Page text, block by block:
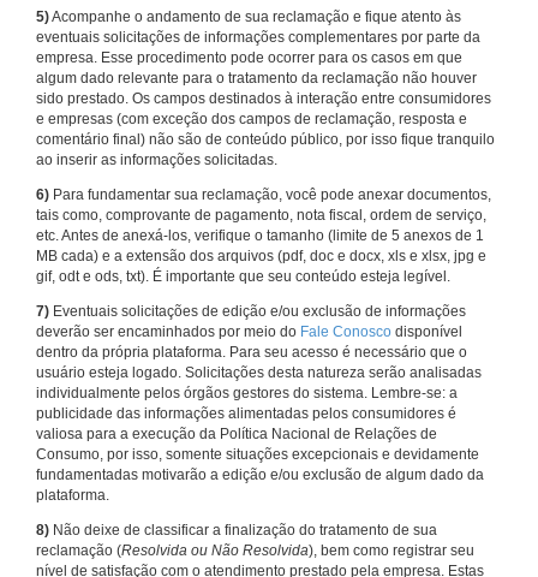
5)Acompanhe o andamento de sua reclamação e fique atento às
eventuais solicitações de informações complementares por parte da
empresa. Esse procedimento pode ocorrer para os casos em que
algum dado relevante para o tratamento da reclamação não houver
sido prestado. Os campos destinados à interação entre consumidores
e empresas (com exceção dos campos de reclamação, resposta e
comentário final) não são de conteúdo público, por isso fique tranquilo
ao inserir as informações solicitadas.
6) Para fundamentar sua reclamação, você pode anexar documentos,
tais como, comprovante de pagamento, nota fiscal, ordem de serviço,
etc. Antes de anexá-los, verifique o tamanho (limite de 5 anexos de 1
MB cada) e a extensão dos arquivos (pdf, doc e docx, xls e xlsx, jpg e
gif, odt e ods, txt). É importante que seu conteúdo esteja legível.
7) Eventuais solicitações de edição e/ou exclusão de informações
deverão ser encaminhados por meio do Fale Conosco disponível
dentro da própria plataforma. Para seu acesso é necessário que o
usuário esteja logado. Solicitações desta natureza serão analisadas
individualmente pelos órgãos gestores do sistema. Lembre-se: a
publicidade das informações alimentadas pelos consumidores é
valiosa para a execução da Política Nacional de Relações de
Consumo, por isso, somente situações excepcionais e devidamente
fundamentadas motivarão a edição e/ou exclusão de algum dado da
plataforma.
8) Não deixe de classificar a finalização do tratamento de sua
reclamação (Resolvida ou Não Resolvida), bem como registrar seu
nível de satisfação com o atendimento prestado pela empresa. Estas